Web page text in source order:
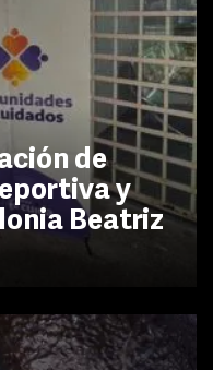
de
y
Beatriz